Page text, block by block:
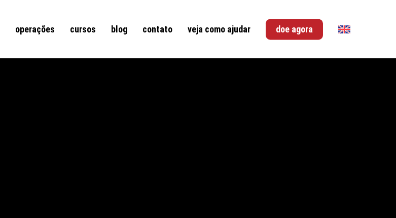
operações cursos blog contato veja como ajudar doe agora